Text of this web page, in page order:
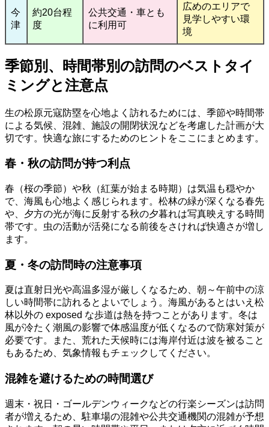
今
津
約20台程
度
公共交通・車とも
に利用可
広めのエリアで
見学しやすい環
境
季節別、時間帯別の訪問のベストタイ
ミングと注意点
生の松原元寇防塁を心地よく訪れるためには、季節や時間帯
による気候、混雑、施設の開閉状況などを考慮した計画が大
切です。快適な旅にするためのヒントをここにまとめます。
春・秋の訪問が持つ利点
春（桜の季節）や秋（紅葉が始まる時期）は気温も穏やか
で、海風も心地よく感じられます。松林の緑が深くなる春先
や、夕方の光が海に反射する秋の夕暮れは写真映えする時間
帯です。虫の活動が活発になる前後をさければ快適さが増し
ます。
夏・冬の訪問時の注意事項
夏は直射日光や高温多湿が厳しくなるため、朝～午前中の涼
しい時間帯に訪れるとよいでしょう。海風があるとはいえ松
林以外の exposed な歩道は熱を持つことがあります。冬は
風が冷たく潮風の影響で体感温度が低くなるので防寒対策が
必要です。また、荒れた天候時には海岸付近は波を被ること
もあるため、気象情報もチェックしてください。
混雑を避けるための時間選び
週末・祝日・ゴールデンウィークなどの行楽シーズンは訪問
者が増えるため、駐車場の混雑や公共交通機関の混雑が予想